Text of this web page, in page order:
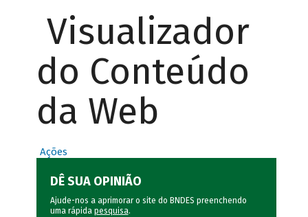
Visualizador
do Conteúdo
da Web
Ações
DÊ SUA OPINIÃO
Ajude-nos a aprimorar o site do BNDES preenchendo
uma rápida pesquisa.